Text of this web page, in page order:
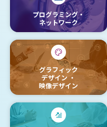
プログラミング・
ネットワーク
グラフィック
デザイン・
映像デザイン